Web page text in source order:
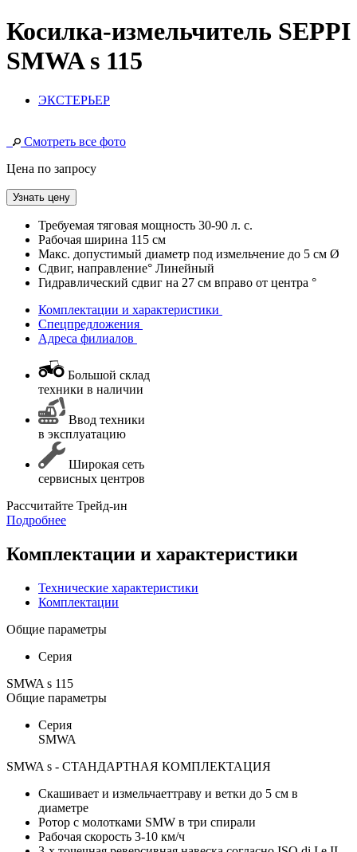
Косилка-измельчитель SEPPI
SMWA s 115
ЭКСТЕРЬЕР
Смотреть все фото
Цена по запросу
Узнать цену
Требуемая тяговая мощность 30-90 л. с.
Рабочая ширина 115 см
Макс. допустимый диаметр под измельчение до 5 см Ø
Сдвиг, направление° Линейный
Гидравлический сдвиг на 27 см вправо от центра °
Комплектации и характеристики
Спецпредложения
Адреса филиалов
Большой склад
техники в наличии
Ввод техники
в эксплуатацию
Широкая сеть
сервисных центров
Раcсчитайте Трейд-ин
Подробнее
Комплектации и характеристики
Технические характеристики
Комплектации
Общие параметры
Серия
SMWA s 115
Общие параметры
Серия
SMWA
SMWA s - СТАНДАРТНАЯ КОМПЛЕКТАЦИЯ
Скашивает и измельчаеттраву и ветки до 5 см в
диаметре
Ротор с молотками SMW в три спирали
Рабочая скорость 3-10 км/ч